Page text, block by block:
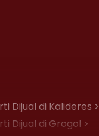
Dijual di Kalideres >
Dijual di Grogol >